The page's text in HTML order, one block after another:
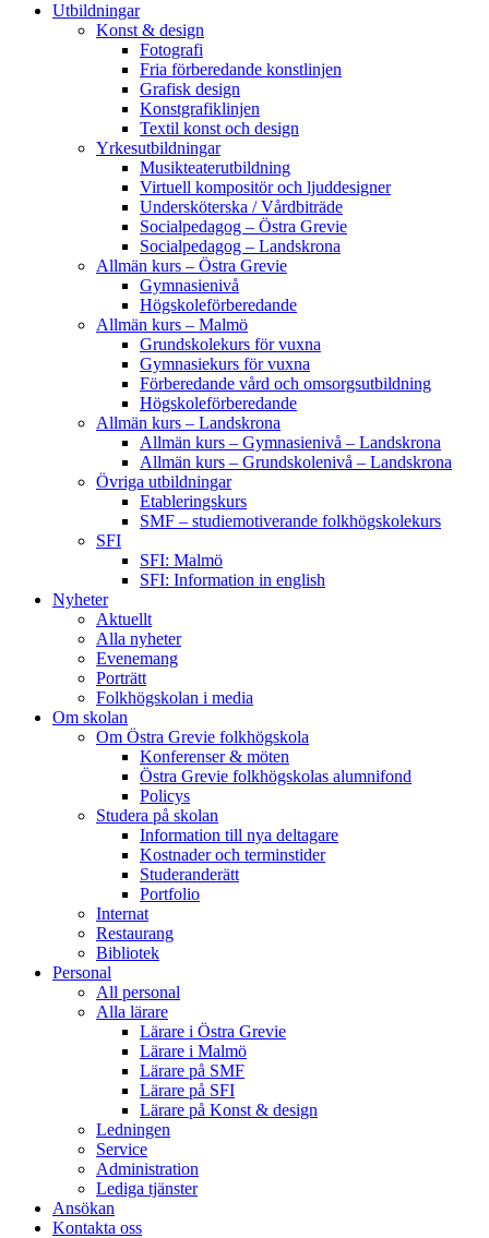
Utbildningar
Konst & design
Fotografi
Fria förberedande konstlinjen
Grafisk design
Konstgrafiklinjen
Textil konst och design
Yrkesutbildningar
Musikteaterutbildning
Virtuell kompositör och ljuddesigner
Undersköterska / Vårdbiträde
Socialpedagog – Östra Grevie
Socialpedagog – Landskrona
Allmän kurs – Östra Grevie
Gymnasienivå
Högskoleförberedande
Allmän kurs – Malmö
Grundskolekurs för vuxna
Gymnasiekurs för vuxna
Förberedande vård och omsorgsutbildning
Högskoleförberedande
Allmän kurs – Landskrona
Allmän kurs – Gymnasienivå – Landskrona
Allmän kurs – Grundskolenivå – Landskrona
Övriga utbildningar
Etableringskurs
SMF – studiemotiverande folkhögskolekurs
SFI
SFI: Malmö
SFI: Information in english
Nyheter
Aktuellt
Alla nyheter
Evenemang
Porträtt
Folkhögskolan i media
Om skolan
Om Östra Grevie folkhögskola
Konferenser & möten
Östra Grevie folkhögskolas alumnifond
Policys
Studera på skolan
Information till nya deltagare
Kostnader och terminstider
Studeranderätt
Portfolio
Internat
Restaurang
Bibliotek
Personal
All personal
Alla lärare
Lärare i Östra Grevie
Lärare i Malmö
Lärare på SMF
Lärare på SFI
Lärare på Konst & design
Ledningen
Service
Administration
Lediga tjänster
Ansökan
Kontakta oss